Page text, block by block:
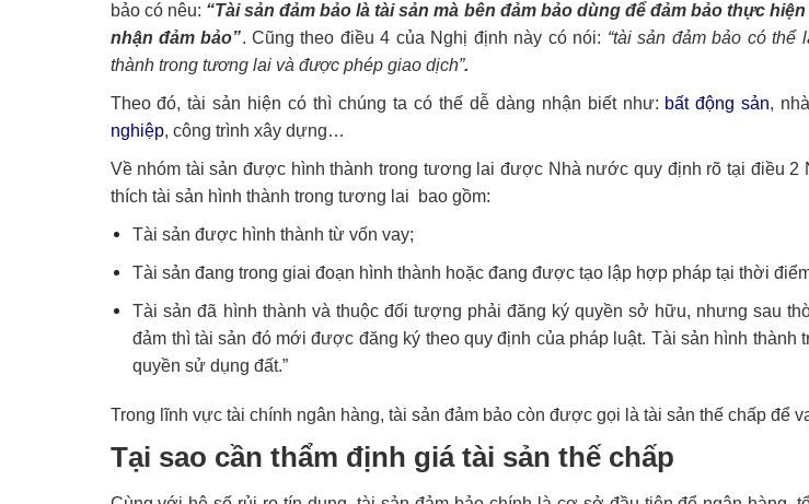
bảo có nêu: “Tài sản đảm bảo là tài sản mà bên đảm bảo dùng để đảm bảo thực
nhận đảm bảo”. Cũng theo điều 4 của Nghị định này có nói: “tài sản đảm bảo có thể
thành trong tương lai và được phép giao dịch”.
Theo đó, tài sản hiện có thì chúng ta có thế dễ dàng nhận biết như: bất động sản,
nghiệp, công trình xây dựng…
Về nhóm tài sản được hình thành trong tương lai được Nhà nước quy định rõ tại điều 2
thích tài sản hình thành trong tương lai bao gồm:
Tài sản được hình thành từ vốn vay;
Tài sản đang trong giai đoạn hình thành hoặc đang được tạo lập hợp pháp tại thời
Tài sản đã hình thành và thuộc đối tượng phải đăng ký quyền sở hữu, nhưng sau
đảm thì tài sản đó mới được đăng ký theo quy định của pháp luật. Tài sản hình thành
quyền sử dụng đất.”
Trong lĩnh vực tài chính ngân hàng, tài sản đảm bảo còn được gọi là tài sản thế chấp để
Tại sao cần thẩm định giá tài sản thế chấp